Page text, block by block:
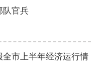
队官兵
市上半年经济运行情